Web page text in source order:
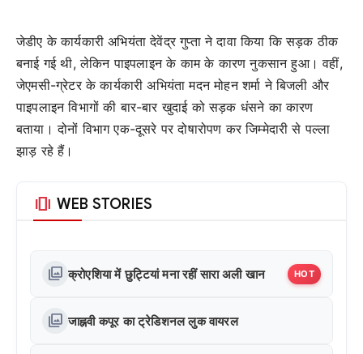
जेडीए के कार्यकारी अभियंता देवेंद्र गुप्ता ने दावा किया कि सड़क ठीक
बनाई गई थी, लेकिन पाइपलाइन के काम के कारण नुकसान हुआ। वहीं,
जेएमसी-ग्रेटर के कार्यकारी अभियंता मदन मोहन शर्मा ने बिजली और
पाइपलाइन विभागों की बार-बार खुदाई को सड़क धंसने का कारण
बताया। दोनों विभाग एक-दूसरे पर दोषारोपण कर जिम्मेदारी से पल्ला
झाड़ रहे हैं।
amp_stories WEB STORIES
photo_library क्रोएशिया में छुट्टियां मना रहीं सारा अली खान HOT
photo_library जाह्नवी कपूर का ट्रेडिशनल लुक वायरल